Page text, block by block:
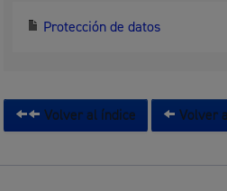
Protección de datos
Volver al índice Volver